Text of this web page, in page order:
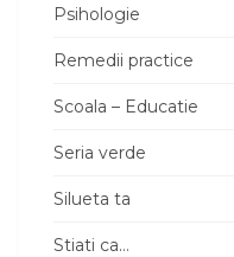
Psihologie
Remedii practice
Scoala – Educatie
Seria verde
Silueta ta
Stiati ca…